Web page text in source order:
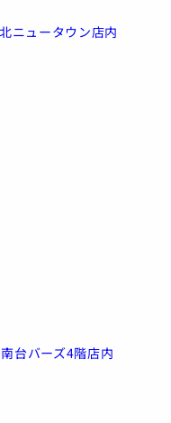
ニュータウン店内
台バーズ4階店内